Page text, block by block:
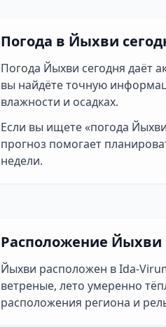
Погода в Йыхви
Погода Йыхви сегодня даёт
вы найдёте точную
влажности и осадках.
Если вы ищете «погода
прогноз помогает
недели.
Расположение Йыхви
Йыхви расположен в Ida-
ветреные, лето умеренно
расположения региона и